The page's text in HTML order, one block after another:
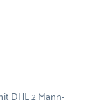
DHL 2 Mann-